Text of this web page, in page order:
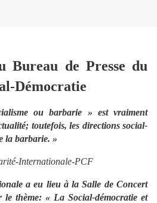
Bureau de Presse du
Démocratie
ou barbarie » est vraiment
toutefois, les directions social-
la barbarie. »
Internationale-PCF
a eu lieu à la Salle de Concert
le thème: « La Social-démocratie et